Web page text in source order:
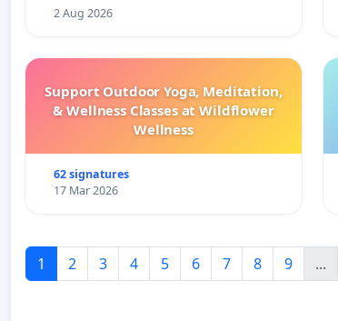
2 Aug 2026
Support Outdoor Yoga, Meditation,
& Wellness Classes at Wildflower
Wellness
62 signatures
17 Mar 2026
1 2 3 4 5 6 7 8 9 ...